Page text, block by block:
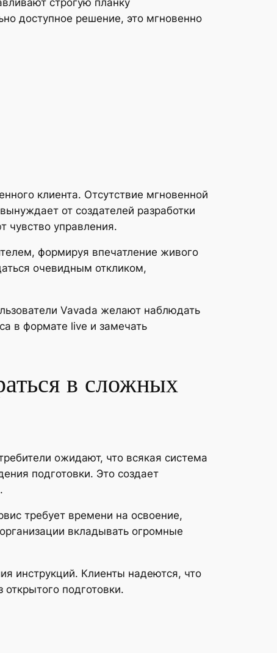
строгую планку
доступное решение, это мгновенно
клиента. Отсутствие мгновенной
от создателей разработки
чувство управления.
формируя впечатление живого
очевидным откликом,
Vavada желают наблюдать
в формате live и замечать
в сложных
ожидают, что всякая система
подготовки. Это создает
требует времени на освоение,
вкладывать огромные
инструкций. Клиенты надеются, что
подготовки.